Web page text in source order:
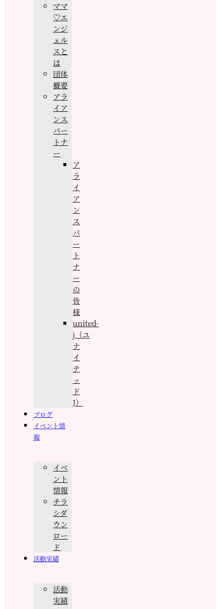
ママ
♡エ
ンジ
ェル
スと
は
団体
概要
アラ
イア
ンス
パー
トナ
ー
ア
ラ
イ
ア
ン
ス
パ
ー
ト
ナ
ー
の
皆
様
united-
j（ユ
ナ
イ
テ
ッ
ド
J）
ブログ
イベント情
報
イベ
ント
情報
チラ
シダ
ウン
ロー
ド
活動実績
活動
実績